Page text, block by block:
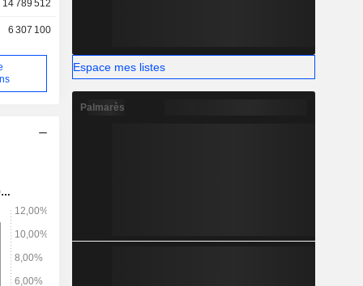
14 789 512
6 307 100
Espace mes listes
Palmarès